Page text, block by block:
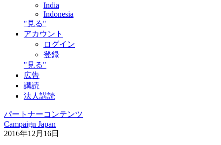
India
Indonesia
"見る"
アカウント
ログイン
登録
"見る"
広告
講読
法人講読
パートナーコンテンツ
Campaign Japan
2016年12月16日